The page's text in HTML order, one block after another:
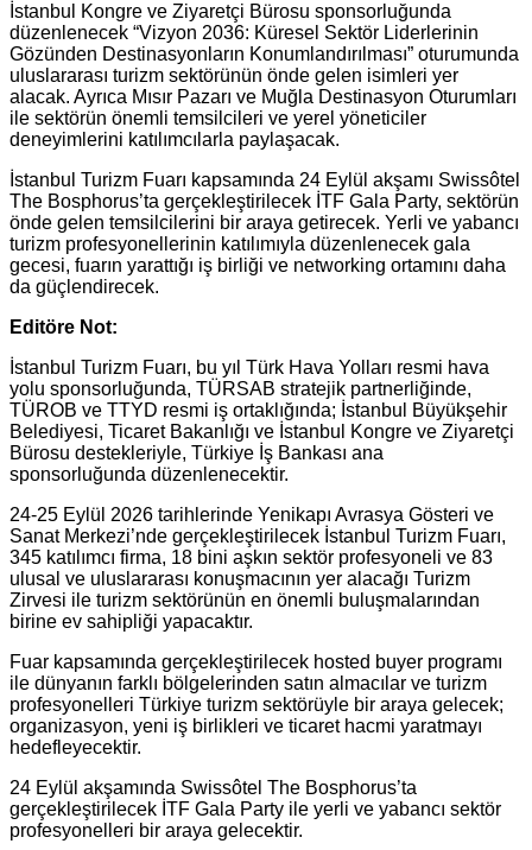
İstanbul Kongre ve Ziyaretçi Bürosu sponsorluğunda
düzenlenecek “Vizyon 2036: Küresel Sektör Liderlerinin
Gözünden Destinasyonların Konumlandırılması” oturumunda
uluslararası turizm sektörünün önde gelen isimleri yer
alacak. Ayrıca Mısır Pazarı ve Muğla Destinasyon Oturumları
ile sektörün önemli temsilcileri ve yerel yöneticiler
deneyimlerini katılımcılarla paylaşacak.
İstanbul Turizm Fuarı kapsamında 24 Eylül akşamı Swissôtel
The Bosphorus’ta gerçekleştirilecek İTF Gala Party, sektörün
önde gelen temsilcilerini bir araya getirecek. Yerli ve yabancı
turizm profesyonellerinin katılımıyla düzenlenecek gala
gecesi, fuarın yarattığı iş birliği ve networking ortamını daha
da güçlendirecek.
Editöre Not:
İstanbul Turizm Fuarı, bu yıl Türk Hava Yolları resmi hava
yolu sponsorluğunda, TÜRSAB stratejik partnerliğinde,
TÜROB ve TTYD resmi iş ortaklığında; İstanbul Büyükşehir
Belediyesi, Ticaret Bakanlığı ve İstanbul Kongre ve Ziyaretçi
Bürosu destekleriyle, Türkiye İş Bankası ana
sponsorluğunda düzenlenecektir.
24-25 Eylül 2026 tarihlerinde Yenikapı Avrasya Gösteri ve
Sanat Merkezi’nde gerçekleştirilecek İstanbul Turizm Fuarı,
345 katılımcı firma, 18 bini aşkın sektör profesyoneli ve 83
ulusal ve uluslararası konuşmacının yer alacağı Turizm
Zirvesi ile turizm sektörünün en önemli buluşmalarından
birine ev sahipliği yapacaktır.
Fuar kapsamında gerçekleştirilecek hosted buyer programı
ile dünyanın farklı bölgelerinden satın almacılar ve turizm
profesyonelleri Türkiye turizm sektörüyle bir araya gelecek;
organizasyon, yeni iş birlikleri ve ticaret hacmi yaratmayı
hedefleyecektir.
24 Eylül akşamında Swissôtel The Bosphorus’ta
gerçekleştirilecek İTF Gala Party ile yerli ve yabancı sektör
profesyonelleri bir araya gelecektir.